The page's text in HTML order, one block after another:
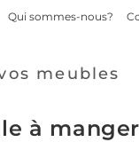
Qui sommes-nous?
meubles
à